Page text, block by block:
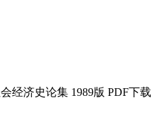
经济史论集 1989版 PDF下载